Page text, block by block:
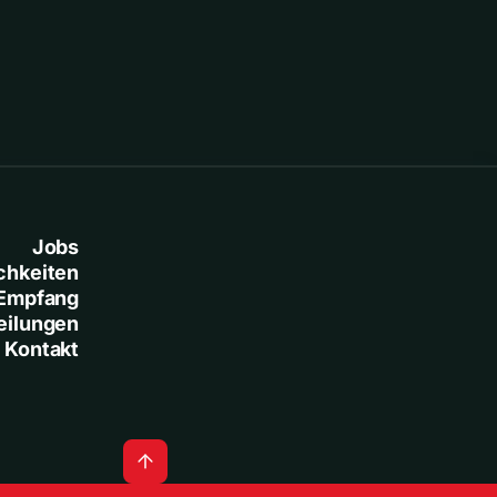
Jobs
Kontakt